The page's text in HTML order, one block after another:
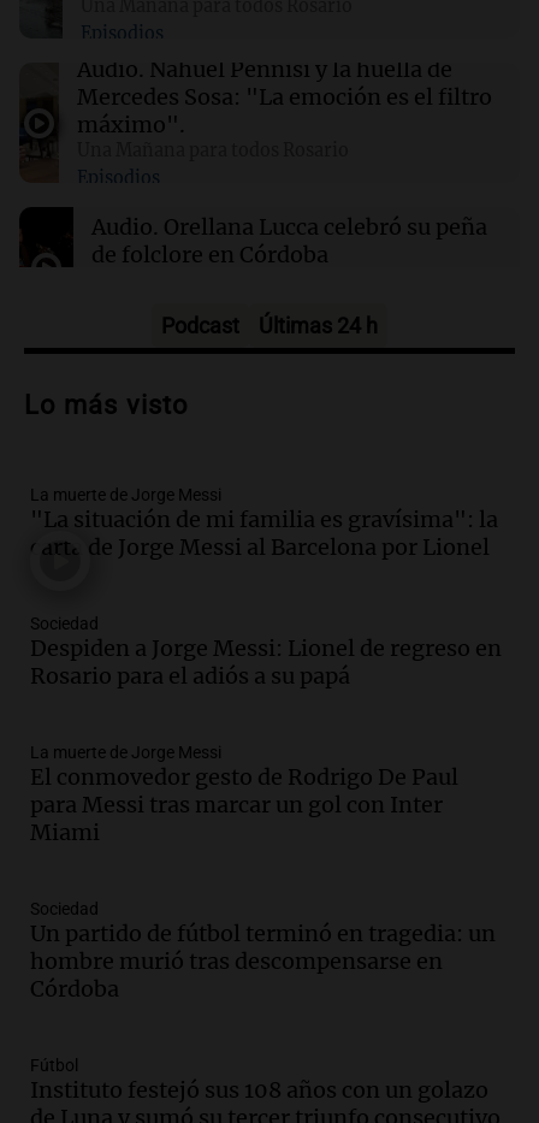
01:31 Ciencia
Reducir alimentos dulces no disminuye
antojos ni mejora la salud, según estudio
01:29 Mundo
El lago Mead alcanza su nivel más bajo en 90
años, evidenciando la crisis hídrica en EE.UU.
Episodios
Audio. Nahuel Pennisi y la huella de
Mercedes Sosa: "La emoción es el filtro
máximo".
Episodios
Audio. Orellana Lucca celebró su peña
de folclore en Córdoba
Audio.Trágico accidente en Mendoza:
vehículos desde un puente
Audio.Tragedia en Mendoza: un muerto
y cinco heridos tras caer dos autos desde
un puente
Audio.Messi llegará esta noche a
Rosario para acompañar a su familia
Episodios
Audio.Ley de Propiedad Privada: el revés
en el Congreso expuso una debilidad
comunicacional del Gobierno
Episodios
Audio.Casabindo se prepara para una
celebración única: 30.000 turistas y el
tradicional Toreo de la Vincha
Audio.Borges, abogada de Pourrain:
"Tres hombres se lo llevaron para
Podcast Últimas 24 h
Lo más visto
La muerte de Jorge Messi
"La situación de mi familia es gravísima": la
carta de Jorge Messi al Barcelona por Lionel
Sociedad
Despiden a Jorge Messi: Lionel de regreso en
Rosario para el adiós a su papá
La muerte de Jorge Messi
El conmovedor gesto de Rodrigo De Paul
para Messi tras marcar un gol con Inter
Miami
Sociedad
Un partido de fútbol terminó en tragedia: un
hombre murió tras descompensarse en
Córdoba
Fútbol
Instituto festejó sus 108 años con un golazo